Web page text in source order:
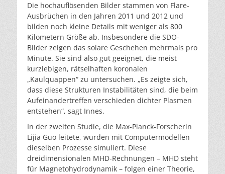
Die hochauflösenden Bilder stammen von Flare-
Ausbrüchen in den Jahren 2011 und 2012 und
bilden noch kleine Details mit weniger als 800
Kilometern Größe ab. Insbesondere die SDO-
Bilder zeigen das solare Geschehen mehrmals pro
Minute. Sie sind also gut geeignet, die meist
kurzlebigen, rätselhaften koronalen
„Kaulquappen“ zu untersuchen. „Es zeigte sich,
dass diese Strukturen Instabilitäten sind, die beim
Aufeinandertreffen verschieden dichter Plasmen
entstehen“, sagt Innes.
In der zweiten Studie, die Max-Planck-Forscherin
Lijia Guo leitete, wurden mit Computermodellen
dieselben Prozesse simuliert. Diese
dreidimensionalen MHD-Rechnungen – MHD steht
für Magnetohydrodynamik – folgen einer Theorie,